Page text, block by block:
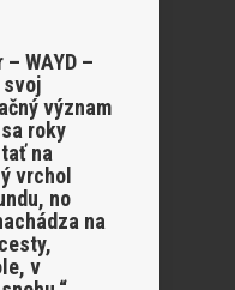
WAYD –
svoj
význam
roky
na
vrchol
no
na
v